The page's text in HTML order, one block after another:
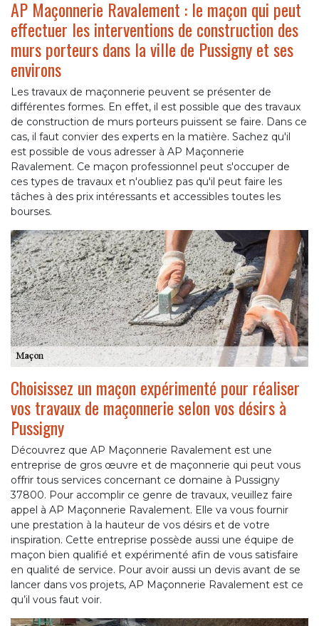
AP Maçonnerie Ravalement : le maçon qui peut
effectuer les interventions de construction des
murs porteurs dans la ville de Pussigny et ses
environs
Les travaux de maçonnerie peuvent se présenter de
différentes formes. En effet, il est possible que des travaux
de construction de murs porteurs puissent se faire. Dans ce
cas, il faut convier des experts en la matière. Sachez qu'il
est possible de vous adresser à AP Maçonnerie
Ravalement. Ce maçon professionnel peut s'occuper de
ces types de travaux et n'oubliez pas qu'il peut faire les
tâches à des prix intéressants et accessibles toutes les
bourses.
Choisissez un maçon expérimenté pour réaliser
vos travaux de maçonnerie selon vos désirs à
Pussigny
Découvrez que AP Maçonnerie Ravalement est une
entreprise de gros œuvre et de maçonnerie qui peut vous
offrir tous services concernant ce domaine à Pussigny
37800. Pour accomplir ce genre de travaux, veuillez faire
appel à AP Maçonnerie Ravalement. Elle va vous fournir
une prestation à la hauteur de vos désirs et de votre
inspiration. Cette entreprise possède aussi une équipe de
maçon bien qualifié et expérimenté afin de vous satisfaire
en qualité de service. Pour avoir aussi un devis avant de se
lancer dans vos projets, AP Maçonnerie Ravalement est ce
qu’il vous faut voir.